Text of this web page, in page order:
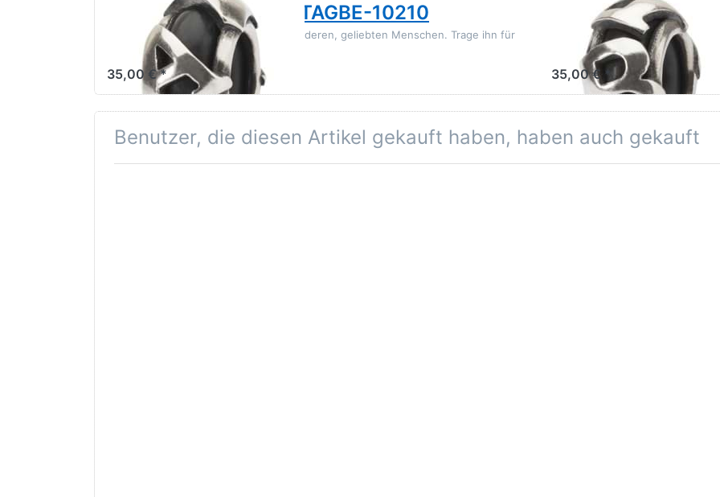
Trollbeads A Spacer TAGBE-10210
Der Buchstabe A steht für einen besonderen, geliebten Menschen. Trage ihn für
immer ganz nah bei dir.
35,00 € *
Trollbeads B
Der Buchstabe B steht für
immer ganz nah bei dir.
35,00 € *
Benutzer, die diesen Artikel gekauft haben, haben auch gekauft